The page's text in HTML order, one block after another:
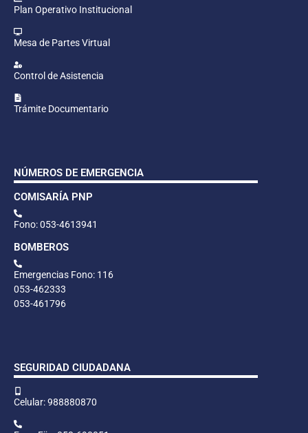
Plan Operativo Institucional
Mesa de Partes Virtual
Control de Asistencia
Trámite Documentario
NÚMEROS DE EMERGENCIA
COMISARÍA PNP
Fono: 053-4613941
BOMBEROS
Emergencias Fono: 116
053-462333
053-461796
SEGURIDAD CIUDADANA
Celular: 988880870